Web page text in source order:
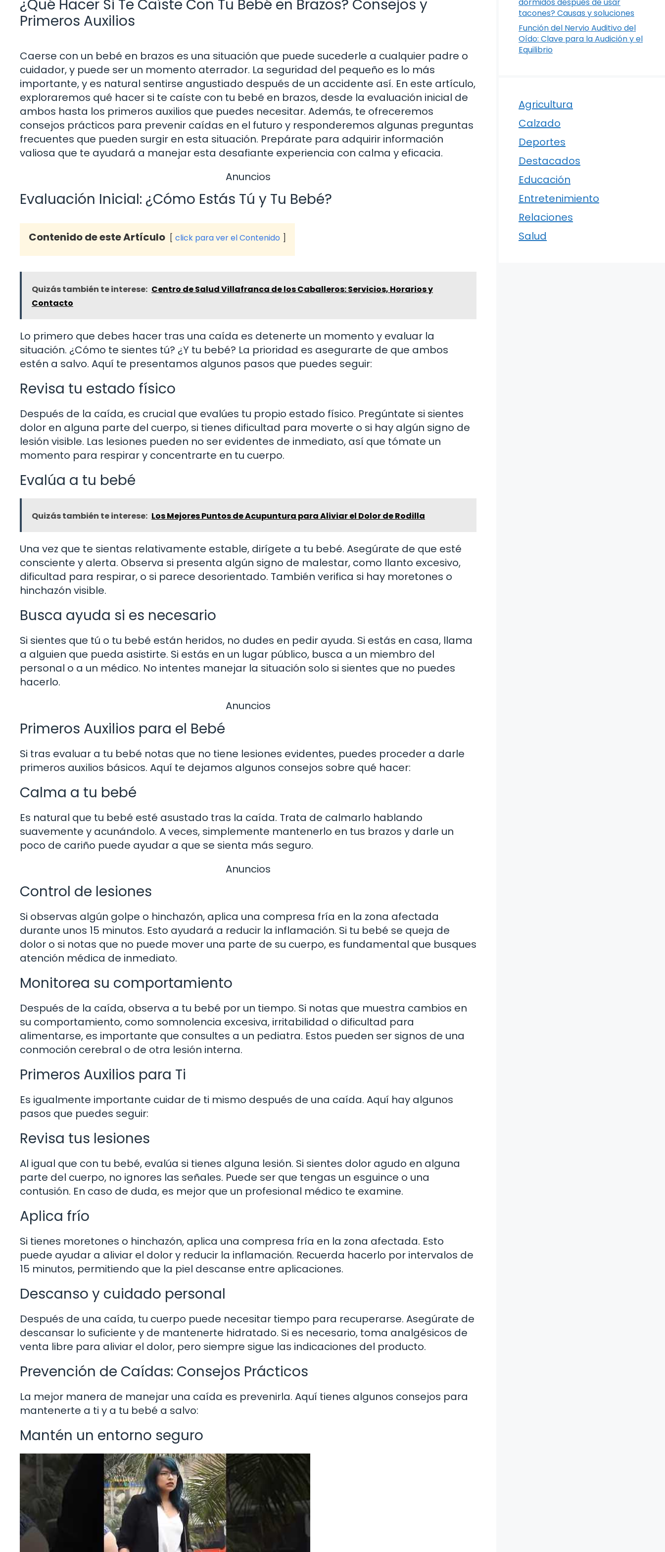
¿Qué Hacer Si Te Caíste Con Tu Bebé en Brazos? Consejos y
Primeros Auxilios
Caerse con un bebé en brazos es una situación que puede sucederle a cualquier padre o
cuidador, y puede ser un momento aterrador. La seguridad del pequeño es lo más
importante, y es natural sentirse angustiado después de un accidente así. En este artículo,
exploraremos qué hacer si te caíste con tu bebé en brazos, desde la evaluación inicial de
ambos hasta los primeros auxilios que puedes necesitar. Además, te ofreceremos
consejos prácticos para prevenir caídas en el futuro y responderemos algunas preguntas
frecuentes que pueden surgir en esta situación. Prepárate para adquirir información
valiosa que te ayudará a manejar esta desafiante experiencia con calma y eficacia.
Anuncios
Evaluación Inicial: ¿Cómo Estás Tú y Tu Bebé?
Contenido de este Artículo click para ver el Contenido
Quizás también te interese: Centro de Salud Villafranca de los Caballeros: Servicios, Horarios y
Contacto
Lo primero que debes hacer tras una caída es detenerte un momento y evaluar la
situación. ¿Cómo te sientes tú? ¿Y tu bebé? La prioridad es asegurarte de que ambos
estén a salvo. Aquí te presentamos algunos pasos que puedes seguir:
Revisa tu estado físico
Después de la caída, es crucial que evalúes tu propio estado físico. Pregúntate si sientes
dolor en alguna parte del cuerpo, si tienes dificultad para moverte o si hay algún signo de
lesión visible. Las lesiones pueden no ser evidentes de inmediato, así que tómate un
momento para respirar y concentrarte en tu cuerpo.
Evalúa a tu bebé
Quizás también te interese: Los Mejores Puntos de Acupuntura para Aliviar el Dolor de Rodilla
Una vez que te sientas relativamente estable, dirígete a tu bebé. Asegúrate de que esté
consciente y alerta. Observa si presenta algún signo de malestar, como llanto excesivo,
dificultad para respirar, o si parece desorientado. También verifica si hay moretones o
hinchazón visible.
Busca ayuda si es necesario
Si sientes que tú o tu bebé están heridos, no dudes en pedir ayuda. Si estás en casa, llama
a alguien que pueda asistirte. Si estás en un lugar público, busca a un miembro del
personal o a un médico. No intentes manejar la situación solo si sientes que no puedes
hacerlo.
Anuncios
Primeros Auxilios para el Bebé
Si tras evaluar a tu bebé notas que no tiene lesiones evidentes, puedes proceder a darle
primeros auxilios básicos. Aquí te dejamos algunos consejos sobre qué hacer:
Calma a tu bebé
Es natural que tu bebé esté asustado tras la caída. Trata de calmarlo hablando
suavemente y acunándolo. A veces, simplemente mantenerlo en tus brazos y darle un
poco de cariño puede ayudar a que se sienta más seguro.
Anuncios
Control de lesiones
Si observas algún golpe o hinchazón, aplica una compresa fría en la zona afectada
durante unos 15 minutos. Esto ayudará a reducir la inflamación. Si tu bebé se queja de
dolor o si notas que no puede mover una parte de su cuerpo, es fundamental que busques
atención médica de inmediato.
Monitorea su comportamiento
Después de la caída, observa a tu bebé por un tiempo. Si notas que muestra cambios en
su comportamiento, como somnolencia excesiva, irritabilidad o dificultad para
alimentarse, es importante que consultes a un pediatra. Estos pueden ser signos de una
conmoción cerebral o de otra lesión interna.
Primeros Auxilios para Ti
Es igualmente importante cuidar de ti mismo después de una caída. Aquí hay algunos
pasos que puedes seguir:
Revisa tus lesiones
Al igual que con tu bebé, evalúa si tienes alguna lesión. Si sientes dolor agudo en alguna
parte del cuerpo, no ignores las señales. Puede ser que tengas un esguince o una
contusión. En caso de duda, es mejor que un profesional médico te examine.
Aplica frío
Si tienes moretones o hinchazón, aplica una compresa fría en la zona afectada. Esto
puede ayudar a aliviar el dolor y reducir la inflamación. Recuerda hacerlo por intervalos de
15 minutos, permitiendo que la piel descanse entre aplicaciones.
Descanso y cuidado personal
Después de una caída, tu cuerpo puede necesitar tiempo para recuperarse. Asegúrate de
descansar lo suficiente y de mantenerte hidratado. Si es necesario, toma analgésicos de
venta libre para aliviar el dolor, pero siempre sigue las indicaciones del producto.
Prevención de Caídas: Consejos Prácticos
La mejor manera de manejar una caída es prevenirla. Aquí tienes algunos consejos para
mantenerte a ti y a tu bebé a salvo:
Mantén un entorno seguro
tacones? Causas y soluciones
Función del Nervio Auditivo del
Oído: Clave para la Audición y el
Equilibrio
Agricultura
Calzado
Deportes
Destacados
Educación
Entretenimiento
Relaciones
Salud